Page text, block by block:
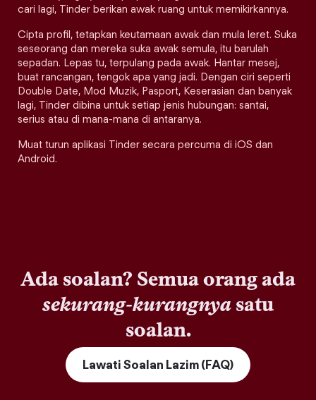
cari lagi, Tinder berikan awak ruang untuk memikirkannya.
Cipta profil, tetapkan keutamaan awak dan mula leret. Suka
seseorang dan mereka suka awak semula, itu barulah
sepadan. Lepas tu, terpulang pada awak. Hantar mesej,
buat rancangan, tengok apa yang jadi. Dengan ciri seperti
Double Date, Mod Muzik, Pasport, Keserasian dan banyak
lagi, Tinder dibina untuk setiap jenis hubungan: santai,
serius atau di mana-mana di antaranya.
Muat turun aplikasi Tinder secara percuma di iOS dan
Android.
Ada soalan? Semua orang ada
sekurang-kurangnya satu
soalan.
Lawati Soalan Lazim (FAQ)